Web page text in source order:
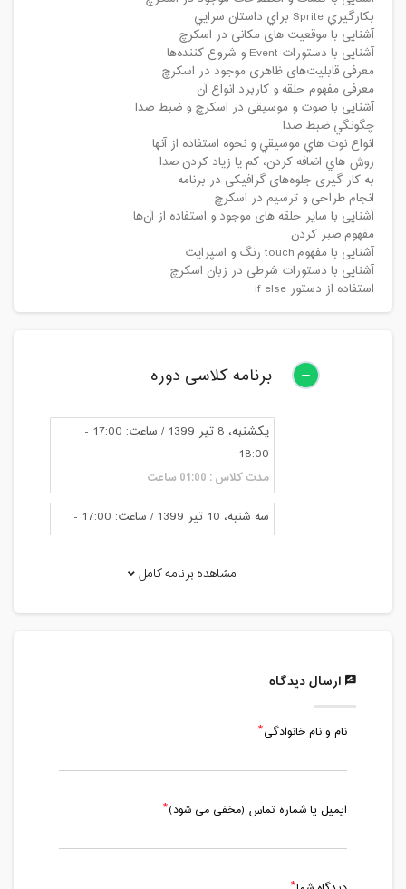
بكارگيري Sprite براي داستان سرايي
آشنایی با موقعیت های مکانی در اسکرچ
آشنایی با دستورات Event و شروع کننده‌ها
معرفی قابلیت‌های ظاهری موجود در اسکرچ
معرفی مفهوم حلقه و کاربرد انواع آن
آشنایی با صوت و موسیقی در اسکرچ و ضبط صدا
چگونگي ضبط صدا
انواع نوت هاي موسيقي و نحوه استفاده از آنها
روش هاي اضافه كردن، كم يا زياد كردن صدا
به کار گیری جلوه‌های گرافیکی در برنامه
انجام طراحی و ترسیم در اسکرچ
آشنایی با سایر حلقه های موجود و استفاده از آن‌ها
مفهوم صبر کردن
آشنایی با مفهوم touch رنگ و اسپرایت
آشنایی با دستورات شرطی در زبان اسکرچ
استفاده از دستور if else
برنامه کلاسی دوره
یکشنبه، 8 تیر 1399 / ساعت: 17:00 -
18:00
مدت کلاس : 01:00 ساعت
سه شنبه، 10 تیر 1399 / ساعت: 17:00 -
مدت کلاس : 01:00 ساعت
مدت کلاس : 01:00 ساعت
یکشنبه، 22 تیر 1399 / ساعت: 17:00 -
مدت کلاس : 01:00 ساعت
مشاهده برنامه کامل
ارسال دیدگاه
نام و نام خانوادگی
ایمیل یا شماره تماس (مخفی می شود)